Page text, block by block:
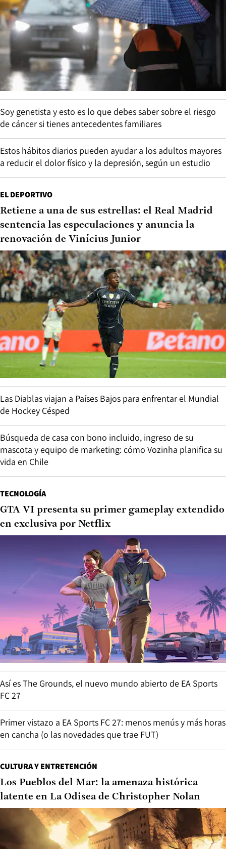
Soy genetista y esto es lo que debes saber sobre el riesgo
de cáncer si tienes antecedentes familiares
Estos hábitos diarios pueden ayudar a los adultos mayores
a reducir el dolor físico y la depresión, según un estudio
EL DEPORTIVO
Retiene a una de sus estrellas: el Real Madrid
sentencia las especulaciones y anuncia la
renovación de Vinícius Junior
Las Diablas viajan a Países Bajos para enfrentar el Mundial
de Hockey Césped
Búsqueda de casa con bono incluido, ingreso de su
mascota y equipo de marketing: cómo Vozinha planifica su
vida en Chile
TECNOLOGÍA
GTA VI presenta su primer gameplay extendido
en exclusiva por Netflix
Así es The Grounds, el nuevo mundo abierto de EA Sports
FC 27
Primer vistazo a EA Sports FC 27: menos menús y más horas
en cancha (o las novedades que trae FUT)
CULTURA Y ENTRETENCIÓN
Los Pueblos del Mar: la amenaza histórica
latente en La Odisea de Christopher Nolan